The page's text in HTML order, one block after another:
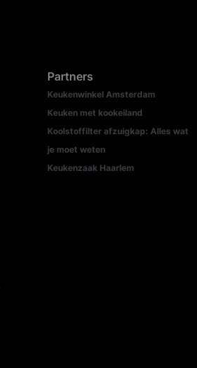
Partners
Keukenwinkel Amsterdam
Keuken met kookeiland
Koolstoffilter afzuigkap: Alles wat
je moet weten
Keukenzaak Haarlem